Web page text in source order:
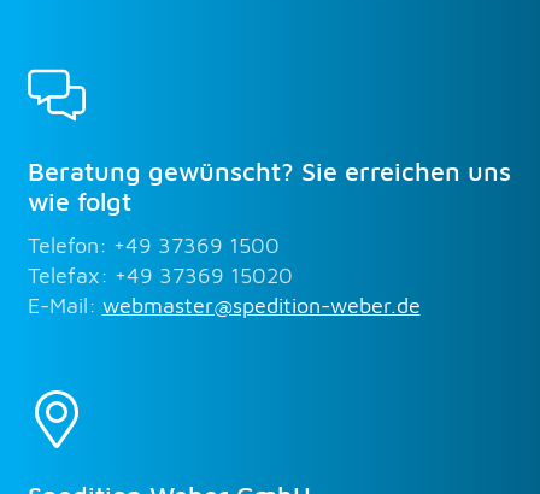
Beratung gewünscht? Sie erreichen uns
wie folgt
Telefon: +49 37369 1500
Telefax: +49 37369 15020
E-Mail: webmaster@spedition-weber.de